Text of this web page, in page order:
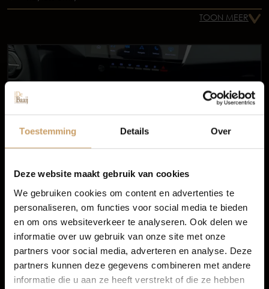
Toestemming Details Over
Deze website maakt gebruik van cookies
We gebruiken cookies om content en advertenties te
personaliseren, om functies voor social media te bieden
en om ons websiteverkeer te analyseren. Ook delen we
informatie over uw gebruik van onze site met onze
partners voor social media, adverteren en analyse. Deze
partners kunnen deze gegevens combineren met andere
informatie die u aan ze heeft verstrekt of die ze hebben
TOON MEER
Infotainment
Navigatiesysteem full map
Occasions
Autolease
Financiering
Autoverzekeringen
Verkoop